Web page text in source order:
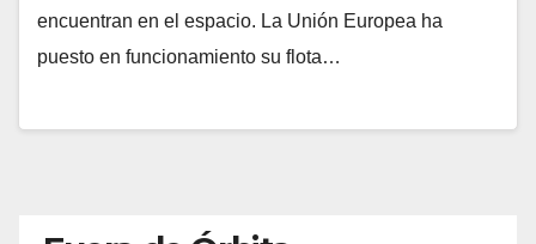
encuentran en el espacio. La Unión Europea ha
puesto en funcionamiento su flota…